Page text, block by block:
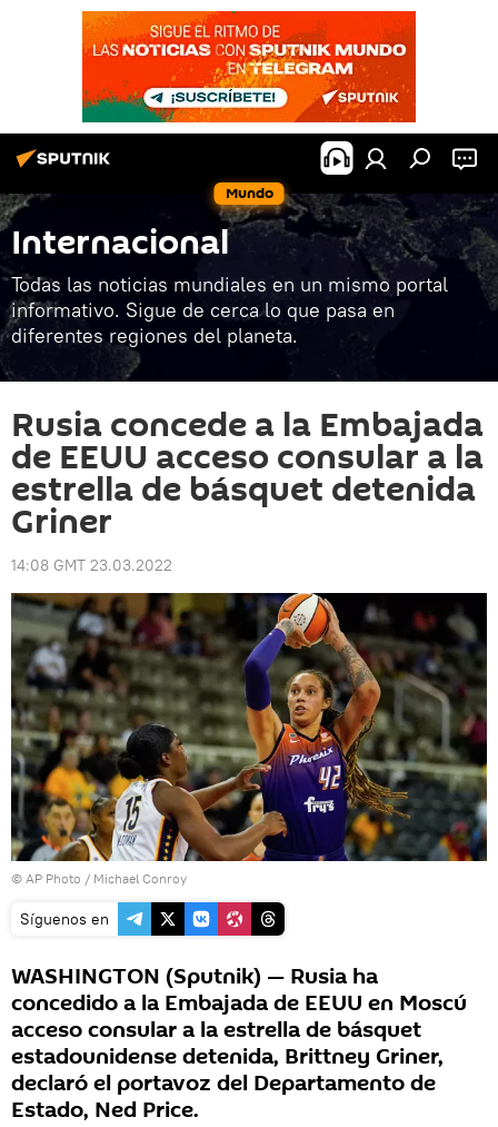
Mundo
Internacional
Todas las noticias mundiales en un mismo portal
informativo. Sigue de cerca lo que pasa en
diferentes regiones del planeta.
Rusia concede a la Embajada
de EEUU acceso consular a la
estrella de básquet detenida
Griner
14:08 GMT 23.03.2022
© AP Photo / Michael Conroy
Síguenos en
WASHINGTON (Sputnik) — Rusia ha
concedido a la Embajada de EEUU en Moscú
acceso consular a la estrella de básquet
estadounidense detenida, Brittney Griner,
declaró el portavoz del Departamento de
Estado, Ned Price.